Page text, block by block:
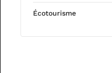
Écotourisme